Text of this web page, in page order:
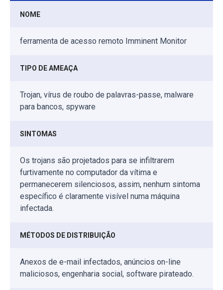
NOME
ferramenta de acesso remoto Imminent Monitor
TIPO DE AMEAÇA
Trojan, vírus de roubo de palavras-passe, malware
para bancos, spyware
SINTOMAS
Os trojans são projetados para se infiltrarem
furtivamente no computador da vítima e
permanecerem silenciosos, assim, nenhum sintoma
específico é claramente visível numa máquina
infectada.
MÉTODOS DE DISTRIBUIÇÃO
Anexos de e-mail infectados, anúncios on-line
maliciosos, engenharia social, software pirateado.